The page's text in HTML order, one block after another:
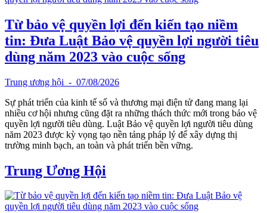
Từ bảo vệ quyền lợi đến kiến tạo niềm
tin: Đưa Luật Bảo vệ quyền lợi người tiêu
dùng năm 2023 vào cuộc sống
Trung ương hội - 07/08/2026
Sự phát triển của kinh tế số và thương mại điện tử đang mang lại
nhiều cơ hội nhưng cũng đặt ra những thách thức mới trong bảo vệ
quyền lợi người tiêu dùng. Luật Bảo vệ quyền lợi người tiêu dùng
năm 2023 được kỳ vọng tạo nền tảng pháp lý để xây dựng thị
trường minh bạch, an toàn và phát triển bền vững.
Trung Ương Hội